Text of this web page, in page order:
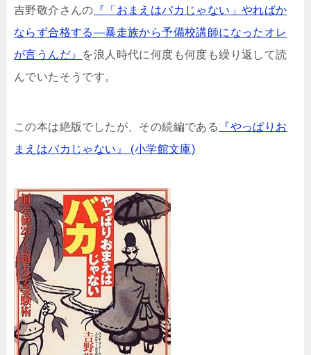
吉野敬介さんの 『「おまえはバカじゃない」やればか
ならず合格する―暴走族から予備校講師になったオレ
が言うんだ』 を浪人時代に何度も何度も繰り返して読
んでいたそうです。
この本は絶版でしたが、その続編である
『やっぱりお
まえはバカじゃない』 (小学館文庫)